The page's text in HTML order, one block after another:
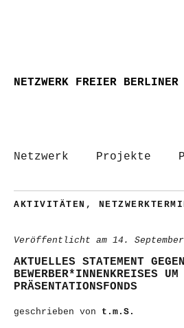
NETZWERK FREIER
Netzwerk Projekte
AKTIVITÄTEN ,
Veröffentlicht am 14.
AKTUELLES STATEMENT
BEWERBER*INNENKREISES
PRÄSENTATIONSFONDS
geschrieben von t.m.S.